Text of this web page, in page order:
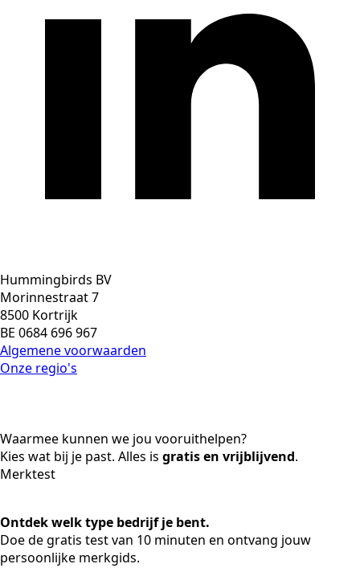
Hummingbirds BV
Morinnestraat 7
8500 Kortrijk
BE 0684 696 967
Algemene voorwaarden
Onze regio's
Waarmee kunnen we jou vooruithelpen?
Kies wat bij je past. Alles is gratis en vrijblijvend.
Merktest
Ontdek welk type bedrijf je bent.
Doe de gratis test van 10 minuten en ontvang jouw
persoonlijke merkgids.